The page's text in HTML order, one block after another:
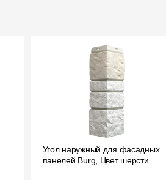
Угол наружный для фасадных
панелей Burg, Цвет шерсти